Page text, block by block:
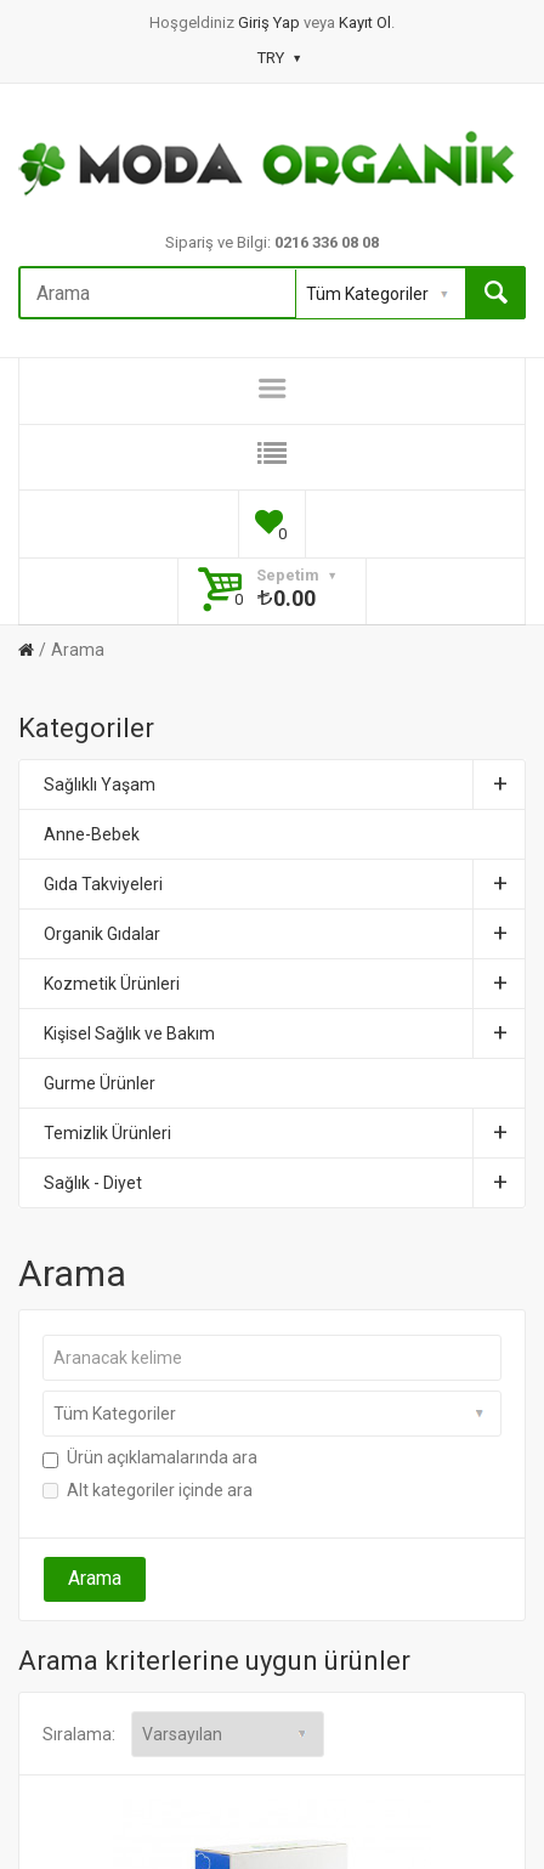
Hoşgeldiniz Giriş Yap veya Kayıt Ol .
TRY
Sipariş ve Bilgi: 0216 336 08 08
0
Sepetim
0
0.00
Arama
Kategoriler
Sağlıklı Yaşam
Anne-Bebek
Gıda Takviyeleri
Organik Gıdalar
Kozmetik Ürünleri
Kişisel Sağlık ve Bakım
Gurme Ürünler
Temizlik Ürünleri
Sağlık - Diyet
Arama
Ürün açıklamalarında ara
Alt kategoriler içinde ara
Arama kriterlerine uygun ürünler
Sıralama: